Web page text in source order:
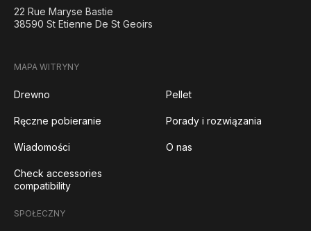
22 Rue Maryse Bastie
38590 St Etienne De St Geoirs
MAPA WITRYNY
Drewno Pellet
Ręczne pobieranie Porady i rozwiązania
Wiadomości O nas
Check accessories
compatibility
SPOŁECZNY